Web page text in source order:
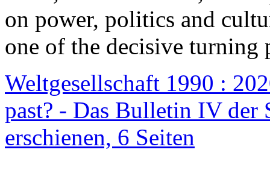
on power, politics and
one of the decisive turning
Weltgesellschaft 1990 :
past? - Das Bulletin IV der
erschienen, 6 Seiten